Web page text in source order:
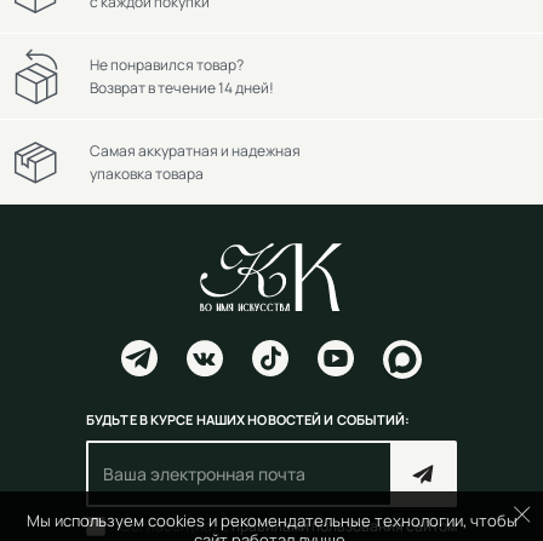
Мы используем cookies и рекомендательные технологии, чтобы
Не понравился товар?
Возврат в течение 14 дней!
Самая аккуратная и надежная
упаковка товара
БУДЬТЕ В КУРСЕ НАШИХ НОВОСТЕЙ И СОБЫТИЙ:
Согласен(на) справилами пользования сайтом